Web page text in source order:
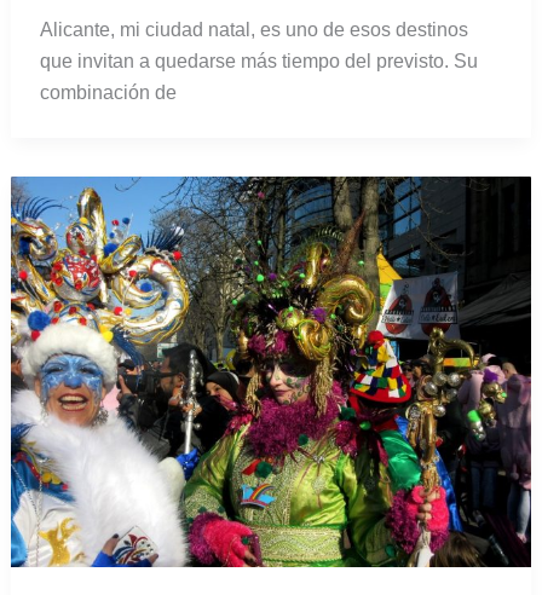
Alicante, mi ciudad natal, es uno de esos destinos
que invitan a quedarse más tiempo del previsto. Su
combinación de